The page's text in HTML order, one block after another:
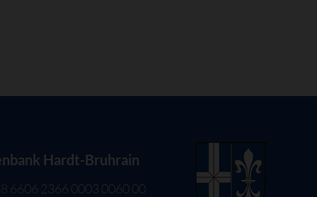
Hardt-Bruhrain
6606 2366 0003 0060 00